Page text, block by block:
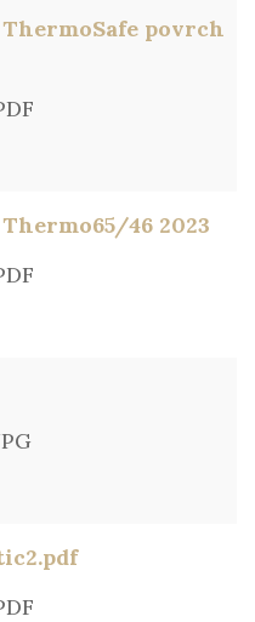
povrch
46 2023